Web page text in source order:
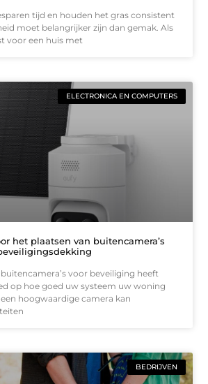
tijd en houden het gras consistent
moet belangrijker zijn dan gemak. Als
voor een huis met
ELECTRONICA EN COMPUTERS
het plaatsen van buitencamera’s
voor beveiliging heeft
op hoe goed uw systeem uw woning
hoogwaardige camera kan
BEDRIJVEN